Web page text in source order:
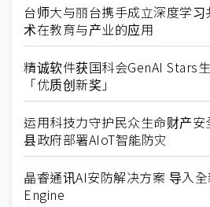
台师大与丽台携手成立深度学
术在教育与产业的应用
精诚软件获国科会GenAI Stars
「优质创新奖」
运用科技力守护民众生命财产
县政府部署AIoT智能防灾
晶睿通讯AI安防解决方案 导入
Engine